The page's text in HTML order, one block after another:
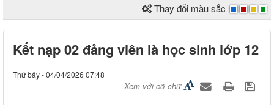
Thay đổi màu sắc
Kết nạp 02 đảng viên là học sinh lớp 12
Thứ bảy - 04/04/2026 07:48
Xem với cỡ chữ